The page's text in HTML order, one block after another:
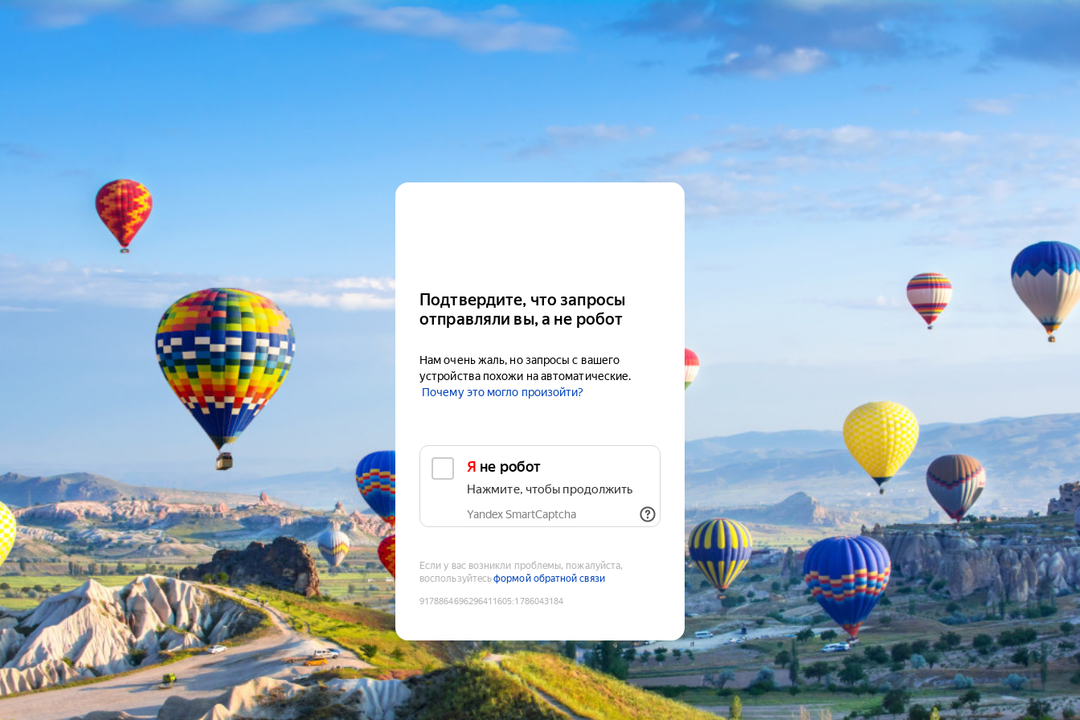
Подтвердите, что запросы
отправляли вы, а не робот
Нам очень жаль, но запросы с вашего
устройства похожи на автоматические.
Почему это могло произойти?
Я не робот
Нажмите, чтобы продолжить
Yandex SmartCaptcha
Если у вас возникли проблемы, пожалуйста,
воспользуйтесьформой обратной связи
9178864696296411605:1786043184